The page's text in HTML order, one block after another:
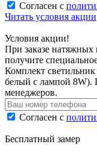
Согласен с
Читать условия акции
Условия акции!
При заказе
получите
Комплект
белый с лампой 8W).
менеджеров.
Согласен с
Бесплатный замер